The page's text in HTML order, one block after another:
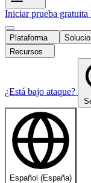
Iniciar prueba gratuita
Plataforma
Recursos
¿Está bajo ataque?
Español (España)